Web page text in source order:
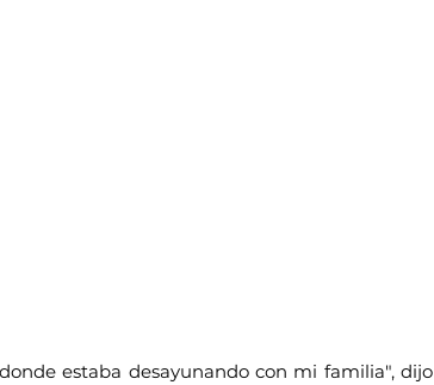
estaba desayunando con mi familia", dijo